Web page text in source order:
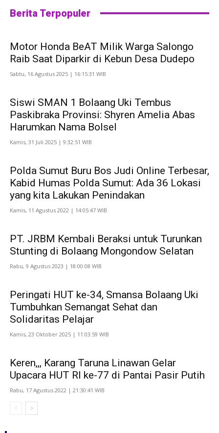
Berita Terpopuler
Motor Honda BeAT Milik Warga Salongo
Raib Saat Diparkir di Kebun Desa Dudepo
Sabtu, 16 Agustus 2025 | 16:15:31 WIB
Siswi SMAN 1 Bolaang Uki Tembus
Paskibraka Provinsi: Shyren Amelia Abas
Harumkan Nama Bolsel
Kamis, 31 Juli 2025 | 9:32:51 WIB
Polda Sumut Buru Bos Judi Online Terbesar,
Kabid Humas Polda Sumut: Ada 36 Lokasi
yang kita Lakukan Penindakan
Kamis, 11 Agustus 2022 | 14:05:47 WIB
PT. JRBM Kembali Beraksi untuk Turunkan
Stunting di Bolaang Mongondow Selatan
Rabu, 9 Agustus 2023 | 18:00:08 WIB
Peringati HUT ke-34, Smansa Bolaang Uki
Tumbuhkan Semangat Sehat dan
Solidaritas Pelajar
Kamis, 23 Oktober 2025 | 11:03:59 WIB
Keren,,, Karang Taruna Linawan Gelar
Upacara HUT RI ke-77 di Pantai Pasir Putih
Rabu, 17 Agustus 2022 | 21:30:41 WIB